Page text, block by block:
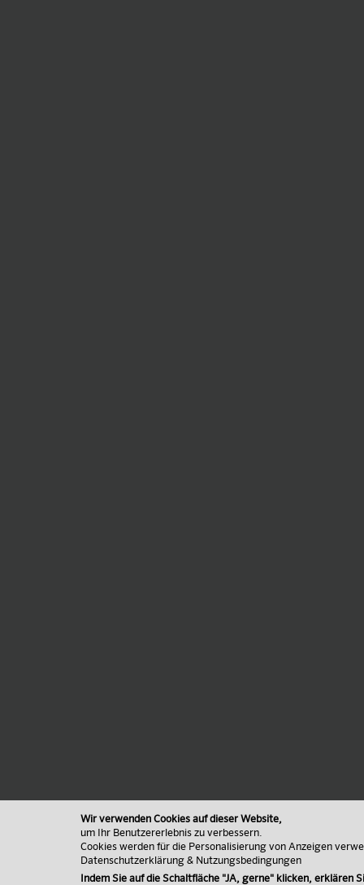
Wir verwenden Cookies auf dieser Website,
um Ihr Benutzererlebnis zu verbessern.
Cookies werden für die Personalisierung von Anzeigen
Datenschutzerklärung & Nutzungsbedingungen
Indem Sie auf die Schaltfläche "JA, gerne" klicken, erklären